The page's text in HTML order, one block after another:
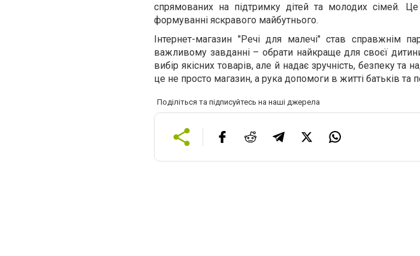
спрямованих на підтримку дітей та молодих сімей.
формуванні яскравого майбутнього.
Інтернет-магазин "Речі для малечі" став справжнім
важливому завданні – обрати найкраще для своєї
вибір якісних товарів, але й надає зручність, безпеку та
це не просто магазин, а рука допомоги в житті батьків та
Поділіться та підписуйтесь на наші джерела